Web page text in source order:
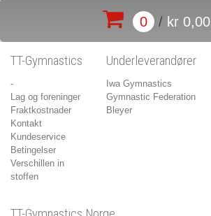
0 / kr 0,00
TT-Gymnastics
-
Lag og foreninger
Fraktkostnader
Kontakt
Kundeservice
Betingelser
Verschillen in
stoffen
Underleverandører
Iwa Gymnastics
Gymnastic Federation
Bleyer